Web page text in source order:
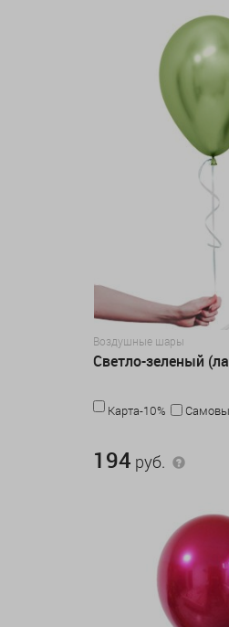
Воздушные шары
Светло-зеленый
Карта-10%
194 руб.